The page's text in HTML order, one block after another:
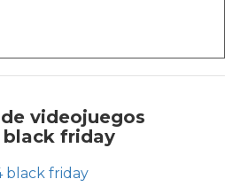
videojuegos
black friday
black friday